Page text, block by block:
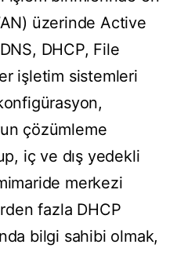
üzerinde Active
DHCP, File
işletim sistemleri
çözümleme
iç ve dış yedekli
merkezi
fazla DHCP
bilgi sahibi olmak,